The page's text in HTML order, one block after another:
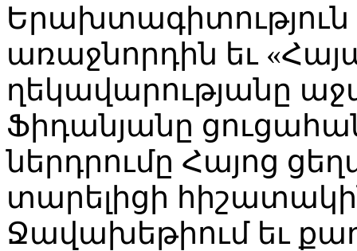
Երախտագիտություն
առաջնորդին եւ
ղեկավարությանը
Ֆիդանյանը
ներդրումը Հայոց
տարելիցի
Ջավախեթիում եւ